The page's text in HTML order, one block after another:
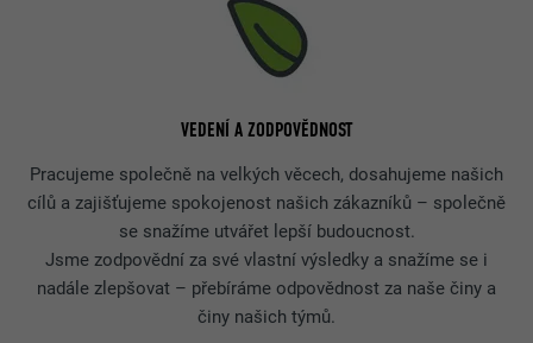
VEDENÍ A ZODPOVĚDNOST
Pracujeme společně na velkých věcech, dosahujeme našich
cílů a zajišťujeme spokojenost našich zákazníků – společně
se snažíme utvářet lepší budoucnost.
Jsme zodpovědní za své vlastní výsledky a snažíme se i
nadále zlepšovat – přebíráme odpovědnost za naše činy a
činy našich týmů.